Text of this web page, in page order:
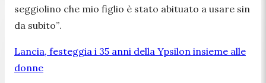
seggiolino che mio figlio è stato abituato a usare sin
da subito”.
Lancia, festeggia i 35 anni della Ypsilon insieme alle
donne